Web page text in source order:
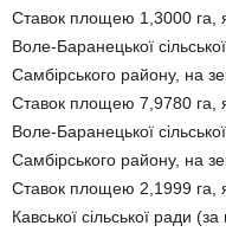
Ставок площею 1,3000 га,
Воле-Баранецької
Самбірського району, на
Ставок площею 7,9780 га,
Воле-Баранецької
Самбірського району, на
Ставок площею 2,1999 га,
Кавської сільської ради